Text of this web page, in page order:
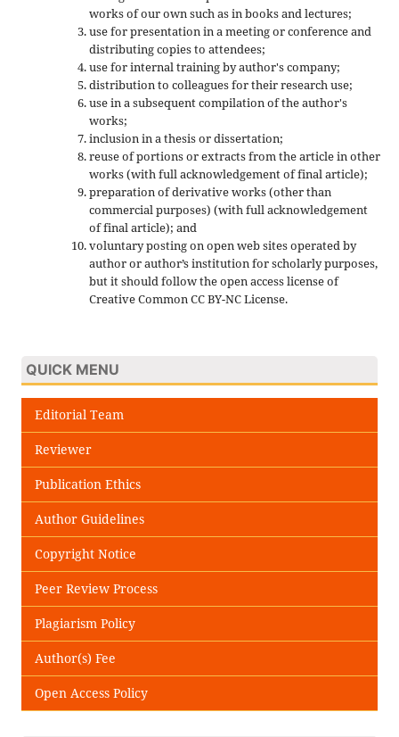
works of our own such as in books and lectures;
use for presentation in a meeting or conference and
distributing copies to attendees;
use for internal training by author's company;
distribution to colleagues for their research use;
use in a subsequent compilation of the author's
works;
inclusion in a thesis or dissertation;
reuse of portions or extracts from the article in other
works (with full acknowledgement of final article);
preparation of derivative works (other than
commercial purposes) (with full acknowledgement
of final article); and
voluntary posting on open web sites operated by
author or author’s institution for scholarly purposes,
but it should follow the open access license of
Creative Common CC BY-NC License.
QUICK MENU
Editorial Team
Reviewer
Publication Ethics
Author Guidelines
Copyright Notice
Peer Review Process
Plagiarism Policy
Author(s) Fee
Open Access Policy